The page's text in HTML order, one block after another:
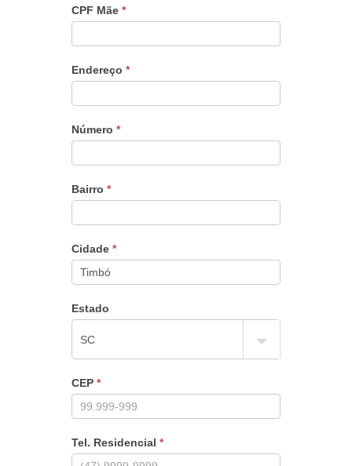
CPF Mãe *
Endereço *
Número *
Bairro *
Cidade *
Estado
CEP *
Tel. Residencial *